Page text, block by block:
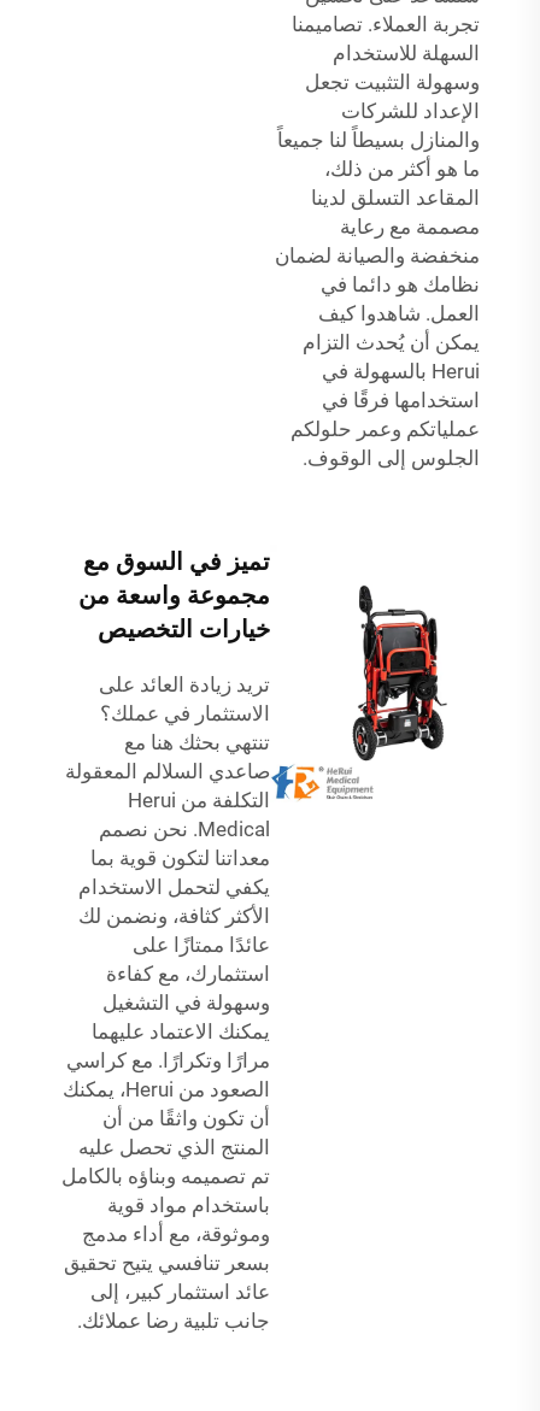
تجربة العملاء. تصاميمنا
السهلة للاستخدام
وسهولة التثبيت تجعل
الإعداد للشركات
والمنازل بسيطاً لنا جميعاً
ما هو أكثر من ذلك،
المقاعد التسلق لدينا
مصممة مع رعاية
منخفضة والصيانة لضمان
نظامك هو دائما في
العمل. شاهدوا كيف
يمكن أن يُحدث التزام
Herui بالسهولة في
استخدامها فرقًا في
عملياتكم وعمر حلولكم
الجلوس إلى الوقوف.
تميز في السوق مع
مجموعة واسعة من
خيارات التخصيص
تريد زيادة العائد على
الاستثمار في عملك؟
تنتهي بحثك هنا مع
صاعدي السلالم المعقولة
التكلفة من Herui
Medical. نحن نصمم
معداتنا لتكون قوية بما
يكفي لتحمل الاستخدام
الأكثر كثافة، ونضمن لك
عائدًا ممتازًا على
استثمارك، مع كفاءة
وسهولة في التشغيل
يمكنك الاعتماد عليهما
مرارًا وتكرارًا. مع كراسي
الصعود من Herui، يمكنك
أن تكون واثقًا من أن
المنتج الذي تحصل عليه
تم تصميمه وبناؤه بالكامل
باستخدام مواد قوية
وموثوقة، مع أداء مدمج
بسعر تنافسي يتيح تحقيق
عائد استثمار كبير، إلى
جانب تلبية رضا عملائك.